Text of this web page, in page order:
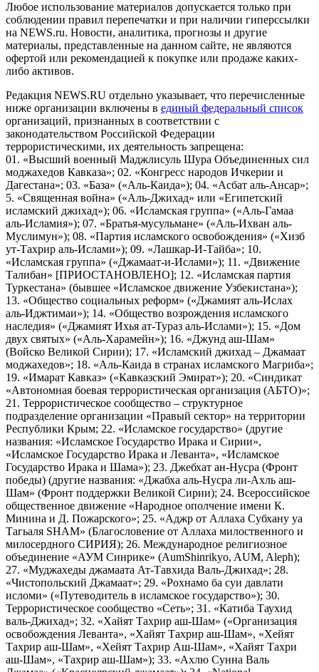
Любое использование материалов допускается только при
соблюдении правил перепечатки и при наличии гиперссылки
на NEWS.ru. Новости, аналитика, прогнозы и другие
материалы, представленные на данном сайте, не являются
офертой или рекомендацией к покупке или продаже каких-
либо активов.
Редакция NEWS.RU отдельно указывает, что перечисленные
ниже организации включены в единый федеральный список
организаций, признанных в соответствии с
законодательством Российской Федерации
террористическими, их деятельность запрещена:
01. «Высший военный Маджлисуль Шура Объединенных сил
моджахедов Кавказа»; 02. «Конгресс народов Ичкерии и
Дагестана»; 03. «База» («Аль-Каида»); 04. «Асбат аль-Ансар»;
5. «Священная война» («Аль-Джихад» или «Египетский
исламский джихад»); 06. «Исламская группа» («Аль-Гамаа
аль-Исламия»); 07. «Братья-мусульмане» («Аль-Ихван аль-
Муслимун»); 08. «Партия исламского освобождения» («Хизб
ут-Тахрир аль-Ислами»); 09. «Лашкар-И-Тайба»; 10.
«Исламская группа» («Джамаат-и-Ислами»); 11. «Движение
Талибан» [ПРИОСТАНОВЛЕНО]; 12. «Исламская партия
Туркестана» (бывшее «Исламское движение Узбекистана»);
13. «Общество социальных реформ» («Джамият аль-Ислах
аль-Иджтимаи»); 14. «Общество возрождения исламского
наследия» («Джамият Ихья ат-Тураз аль-Ислами»); 15. «Дом
двух святых» («Аль-Харамейн»); 16. «Джунд аш-Шам»
(Войско Великой Сирии); 17. «Исламский джихад – Джамаат
моджахедов»; 18. «Аль-Каида в странах исламского Магриба»;
19. «Имарат Кавказ» («Кавказский Эмират»); 20. «Синдикат
«Автономная боевая террористическая организация (АБТО)»;
21. Террористическое сообщество – структурное
подразделение организации «Правый сектор» на территории
Республики Крым; 22. «Исламское государство» (другие
названия: «Исламское Государство Ирака и Сирии»,
«Исламское Государство Ирака и Леванта», «Исламское
Государство Ирака и Шама»); 23. Джебхат ан-Нусра (Фронт
победы) (другие названия: «Джабха аль-Нусра ли-Ахль аш-
Шам» (Фронт поддержки Великой Сирии); 24. Всероссийское
общественное движение «Народное ополчение имени К.
Минина и Д. Пожарского»; 25. «Аджр от Аллаха Субхану уа
Тагьаля SHAM» (Благословение от Аллаха милоственного и
милосердного СИРИЯ); 26. Международное религиозное
объединение «АУМ Синрике» (AumShinrikyo, AUM, Aleph);
27. «Муджахеды джамаата Ат-Тавхида Валь-Джихад»; 28.
«Чистопольский Джамаат»; 29. «Рохнамо ба суи давлати
исломи» («Путеводитель в исламское государство»); 30.
Террористическое сообщество «Сеть»; 31. «Катиба Таухид
валь-Джихад»; 32. «Хайят Тахрир аш-Шам» («Организация
освобождения Леванта», «Хайят Тахрир аш-Шам», «Хейят
Тахрир аш-Шам», «Хейят Тахрир Аш-Шам», «Хайят Тахри
аш-Шам», «Тахрир аш-Шам»); 33. «Ахлю Сунна Валь